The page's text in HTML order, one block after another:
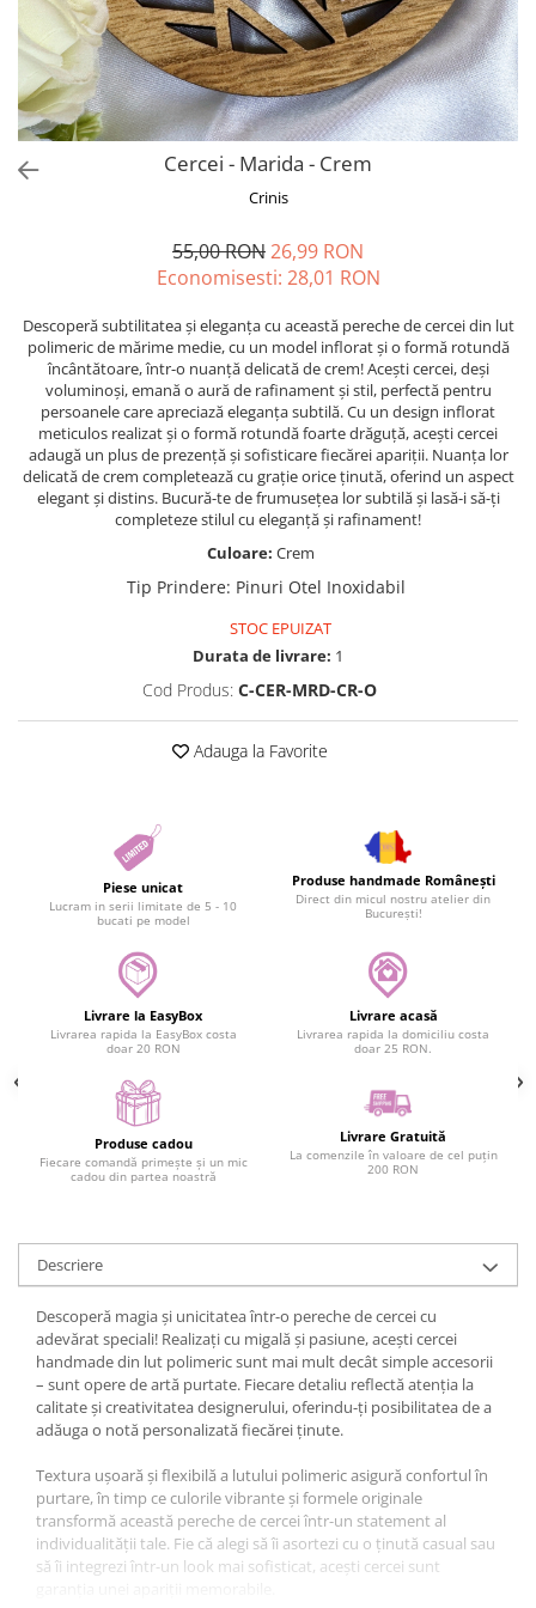
Friends
Fructe
Fundite
Monstera
Neon Collection
Tiny but Mighty
White Sensation
Cercei - Marida - Crem
Crinis
55,00 RON26,99 RON
Economisesti: 28,01 RON
Descoperă subtilitatea și eleganța cu această pereche de cercei din lut
polimeric de mărime medie, cu un model inflorat și o formă rotundă
încântătoare, într-o nuanță delicată de crem! Acești cercei, deși
voluminoși, emană o aură de rafinament și stil, perfectă pentru
persoanele care apreciază eleganța subtilă. Cu un design inflorat
meticulos realizat și o formă rotundă foarte drăguță, acești cercei
adaugă un plus de prezență și sofisticare fiecărei apariții. Nuanța lor
delicată de crem completează cu grație orice ținută, oferind un aspect
elegant și distins. Bucură-te de frumusețea lor subtilă și lasă-i să-ți
completeze stilul cu eleganță și rafinament!
Culoare: Crem
Tip Prindere: Pinuri Otel Inoxidabil
STOC EPUIZAT
Durata de livrare: 1
Cod Produs: C-CER-MRD-CR-O
Adauga la Favorite
Piese unicat
Lucram in serii limitate de 5 - 10
bucati pe model
Produse handmade Românești
Direct din micul nostru atelier din
București!
Livrare la EasyBox
Livrarea rapida la EasyBox costa
doar 20 RON
Livrare acasă
Livrarea rapida la domiciliu costa
doar 25 RON.
Produse cadou
Fiecare comandă primește și un mic
cadou din partea noastră
Livrare Gratuită
La comenzile în valoare de cel puțin
200 RON
Descriere
Descoperă magia și unicitatea într-o pereche de cercei cu
adevărat speciali! Realizați cu migală și pasiune, acești cercei
handmade din lut polimeric sunt mai mult decât simple accesorii
– sunt opere de artă purtate. Fiecare detaliu reflectă atenția la
calitate și creativitatea designerului, oferindu-ți posibilitatea de a
adăuga o notă personalizată fiecărei ținute.
Textura ușoară și flexibilă a lutului polimeric asigură confortul în
purtare, în timp ce culorile vibrante și formele originale
transformă această pereche de cercei într-un statement al
individualității tale. Fie că alegi să îi asortezi cu o ținută casual sau
să îi integrezi într-un look mai sofisticat, acești cercei sunt